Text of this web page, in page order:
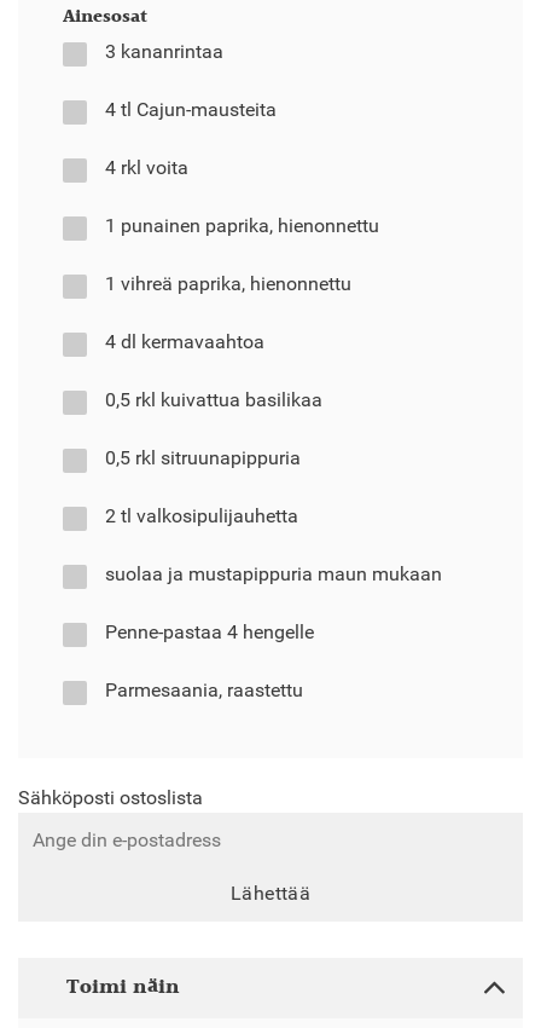
Ainesosat
3 kananrintaa
4 tl Cajun-mausteita
4 rkl voita
1 punainen paprika, hienonnettu
1 vihreä paprika, hienonnettu
4 dl kermavaahtoa
0,5 rkl kuivattua basilikaa
0,5 rkl sitruunapippuria
2 tl valkosipulijauhetta
suolaa ja mustapippuria maun mukaan
Penne-pastaa 4 hengelle
Parmesaania, raastettu
Sähköposti ostoslista
Lähettää
Toimi näin